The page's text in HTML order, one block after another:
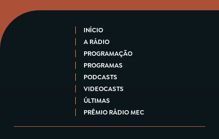
INÍCIO
A RÁDIO
PROGRAMAÇÃO
PROGRAMAS
PODCASTS
VIDEOCASTS
ÚLTIMAS
PRÊMIO RÁDIO MEC